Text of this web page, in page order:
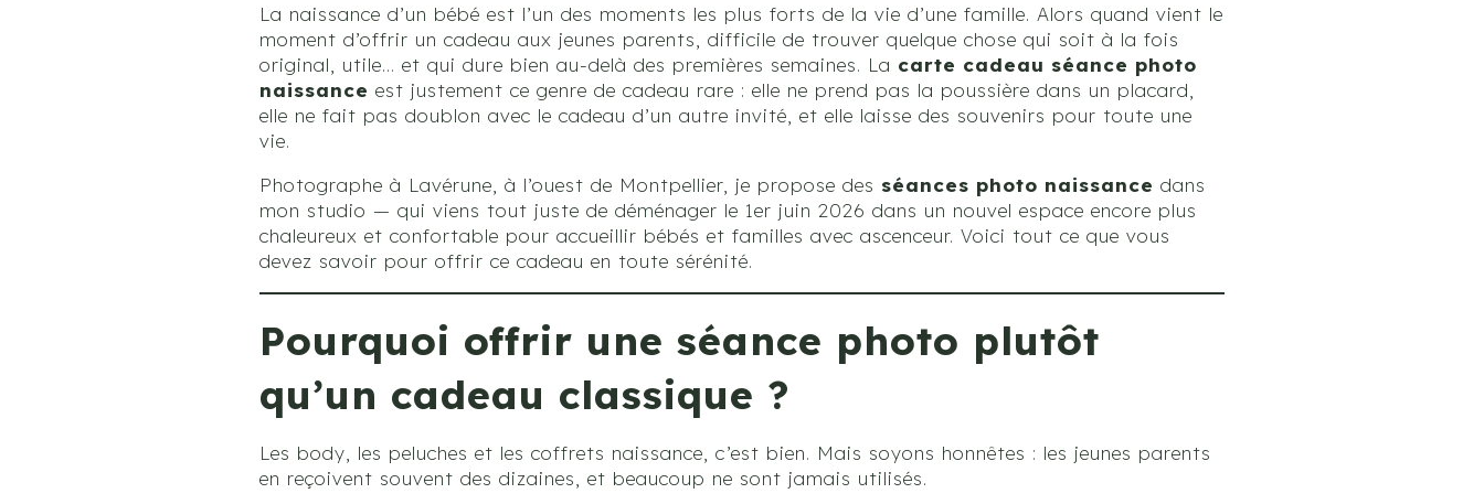
La naissance d’un bébé est l’un des moments les plus forts de la vie d’une famille. Alors quand vient le
moment d’offrir un cadeau aux jeunes parents, difficile de trouver quelque chose qui soit à la fois
original, utile… et qui dure bien au-delà des premières semaines. La carte cadeau séance photo
naissance est justement ce genre de cadeau rare : elle ne prend pas la poussière dans un placard,
elle ne fait pas doublon avec le cadeau d’un autre invité, et elle laisse des souvenirs pour toute une
vie.
Photographe à Lavérune, à l’ouest de Montpellier, je propose des séances photo naissance dans
mon studio — qui viens tout juste de déménager le 1er juin 2026 dans un nouvel espace encore plus
chaleureux et confortable pour accueillir bébés et familles avec ascenceur. Voici tout ce que vous
devez savoir pour offrir ce cadeau en toute sérénité.
Pourquoi offrir une séance photo plutôt
qu’un cadeau classique ?
Les body, les peluches et les coffrets naissance, c’est bien. Mais soyons honnêtes : les jeunes parents
en reçoivent souvent des dizaines, et beaucoup ne sont jamais utilisés.